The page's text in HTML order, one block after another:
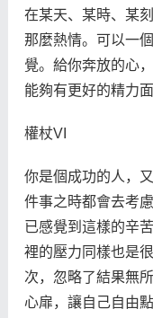
在某天、某時、某
那麼熱情。可以一
覺。給你奔放的心
能夠有更好的精力
權杖VI
你是個成功的人，
件事之時都會去考
已感覺到這樣的辛
裡的壓力同樣也是
次，忽略了結果無
心扉，讓自己自由